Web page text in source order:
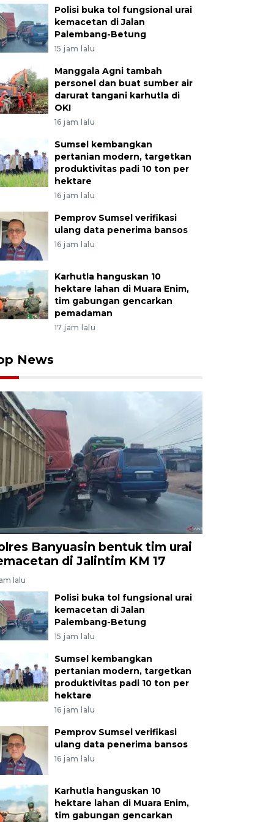
Polisi buka tol fungsional urai
kemacetan di Jalan
Palembang-Betung
15 jam lalu
Manggala Agni tambah
personel dan buat sumber air
darurat tangani karhutla di
OKI
16 jam lalu
Sumsel kembangkan
pertanian modern, targetkan
produktivitas padi 10 ton per
hektare
16 jam lalu
Pemprov Sumsel verifikasi
ulang data penerima bansos
16 jam lalu
Karhutla hanguskan 10
hektare lahan di Muara Enim,
tim gabungan gencarkan
pemadaman
17 jam lalu
News
Banyuasin bentuk tim urai
di Jalintim KM 17
lalu
Polisi buka tol fungsional urai
kemacetan di Jalan
Palembang-Betung
15 jam lalu
Sumsel kembangkan
pertanian modern, targetkan
produktivitas padi 10 ton per
hektare
16 jam lalu
Pemprov Sumsel verifikasi
ulang data penerima bansos
16 jam lalu
Karhutla hanguskan 10
hektare lahan di Muara Enim,
tim gabungan gencarkan